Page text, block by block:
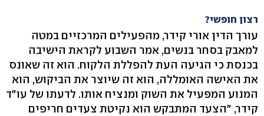
רצון חופשי?
עורך הדין אורי קידר, מהפעילים המרכזיים במטה
למאבק בסחר בנשים, אמר השבוע לקראת הישיבה
בכנסת כי הגיעה העת להפללת הלקוח. הוא זה שאונס
את האישה האומללה, הוא זה שיוצר את הביקוש, הוא
המנוע המפעיל את השוק ומנציח אותו. לדעתו של עו"ד
קידר, "הצעד המתבקש הוא נקיטת צעדים חריפים